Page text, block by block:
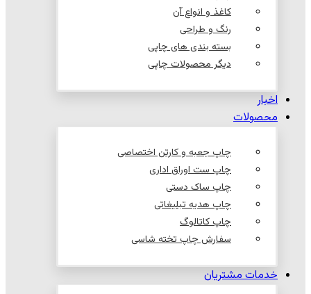
کاغذ و انواع آن
رنگ و طراحی
بسته بندی های چاپی
دیگر محصولات چاپی
اخبار
محصولات
چاپ جعبه و کارتن اختصاصی
چاپ ست اوراق اداری
چاپ ساک دستی
چاپ هدیه تبلیغاتی
چاپ کاتالوگ
سفارش چاپ تخته شاسی
خدمات مشتریان